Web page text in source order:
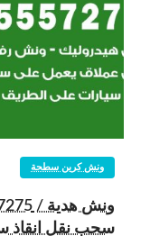
ونش كرين سطحة
سحب نقل انقاذ